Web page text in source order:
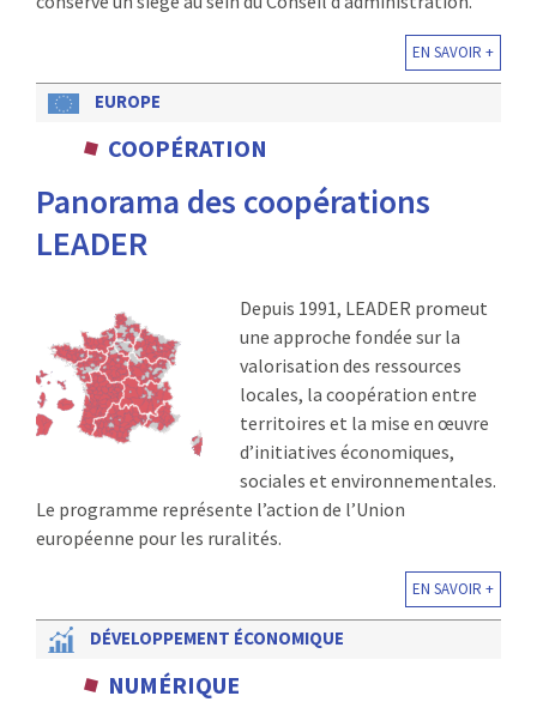
EN SAVOIR +
EUROPE
COOPÉRATION
Panorama des coopérations
LEADER
Depuis 1991, LEADER promeut
une approche fondée sur la
valorisation des ressources
locales, la coopération entre
territoires et la mise en œuvre
d’initiatives économiques,
sociales et environnementales.
Le programme représente l’action de l’Union
européenne pour les ruralités.
EN SAVOIR +
DÉVELOPPEMENT ÉCONOMIQUE
NUMÉRIQUE